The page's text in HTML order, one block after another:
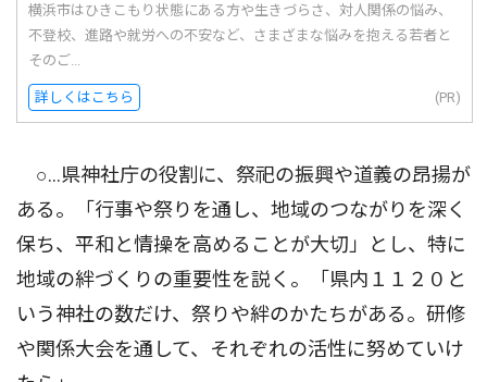
横浜市はひきこもり状態にある方や生きづらさ、対人関係の悩み、
不登校、進路や就労への不安など、さまざまな悩みを抱える若者と
そのご...
詳しくはこちら (PR)
○…県神社庁の役割に、祭祀の振興や道義の昂揚が
ある。「行事や祭りを通し、地域のつながりを深く
保ち、平和と情操を高めることが大切」とし、特に
地域の絆づくりの重要性を説く。「県内１１２０と
いう神社の数だけ、祭りや絆のかたちがある。研修
や関係大会を通して、それぞれの活性に努めていけ